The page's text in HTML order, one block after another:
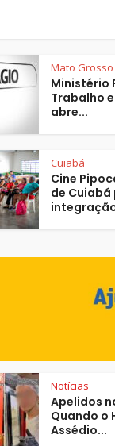
Mato Grosso
Ministério
Trabalho
abre...
Cuiabá
Cine
de Cuiabá
Notícias
Apelidos
Quando o
Assédio...